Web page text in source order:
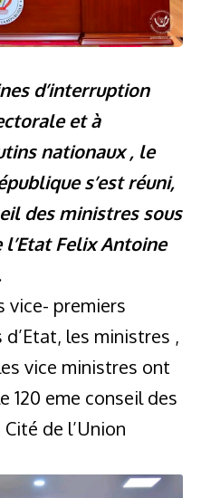
d’interruption
et à
nationaux , le
s’est réuni,
des ministres sous
Felix Antoine
vice- premiers
les ministres ,
vice ministres ont
120 eme conseil des
de l’Union